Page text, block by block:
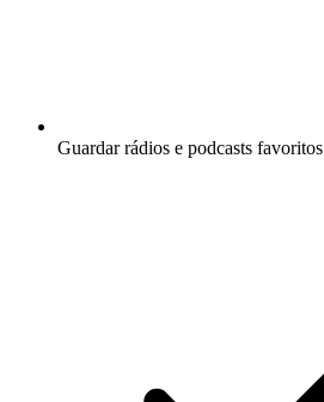
Guardar rádios e podcasts favoritos